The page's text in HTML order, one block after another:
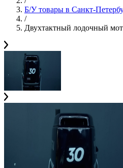
Б/У товары в Санкт-
/
Двухтактный лодочный